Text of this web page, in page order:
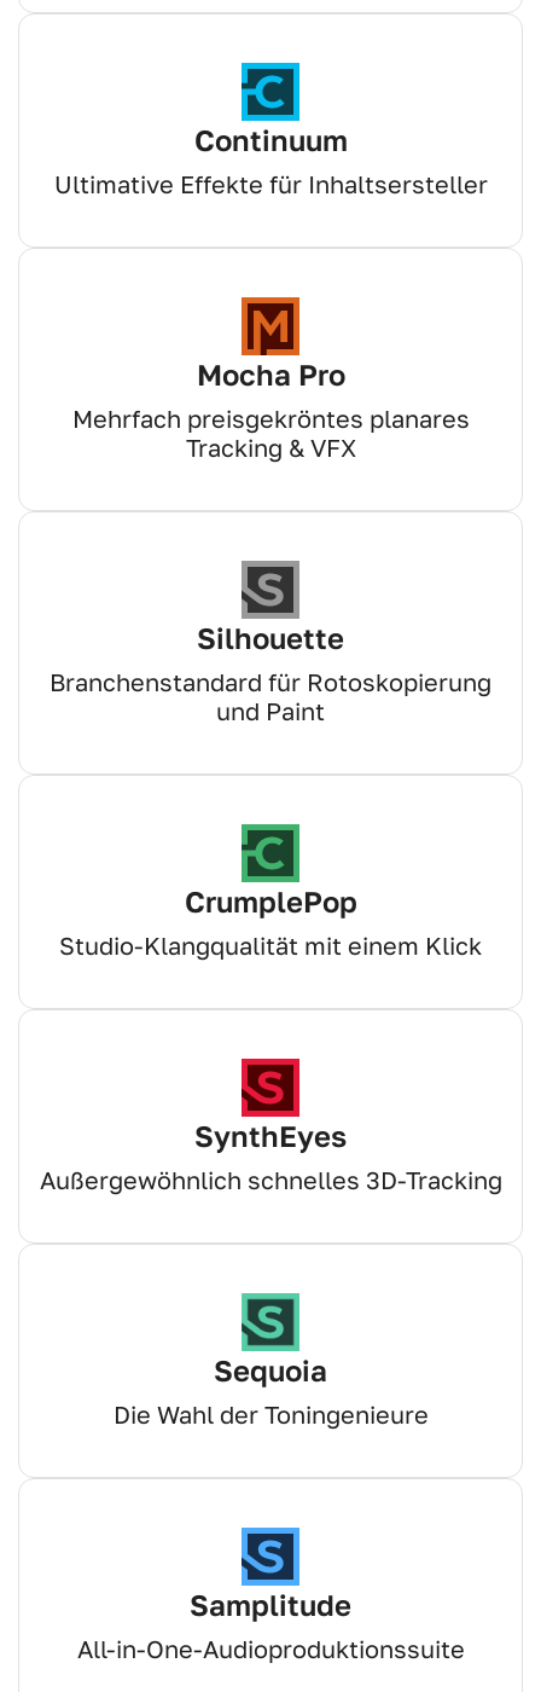
Continuum
Ultimative Effekte für Inhaltsersteller
Mocha Pro
Mehrfach preisgekröntes planares
Tracking & VFX
Silhouette
Branchenstandard für Rotoskopierung
und Paint
CrumplePop
Studio-Klangqualität mit einem Klick
SynthEyes
Außergewöhnlich schnelles 3D-Tracking
Sequoia
Die Wahl der Toningenieure
Samplitude
All-in-One-Audioproduktionssuite